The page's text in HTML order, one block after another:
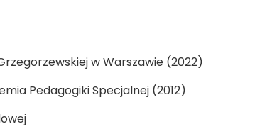
w Warszawie (2022)
Pedagogiki Specjalnej (2012)